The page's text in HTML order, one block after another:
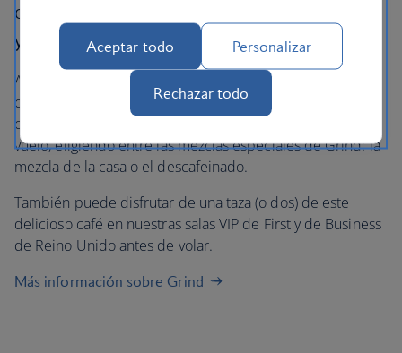
café londinense en nuestras cabinas prémium
y en nuestras salas VIP de Reino Unido.
Ahora servimos nuestro exclusivo café Grind en las
cabinas Club World y Club Europe. En First, nuestros
clientes pueden disfrutar de su café favorito durante el
vuelo, eligiendo entre las mezclas especiales de Grind: la
mezcla de la casa o el descafeinado.
También puede disfrutar de una taza (o dos) de este
delicioso café en nuestras salas VIP de First y de Business
de Reino Unido antes de volar.
Más información sobre Grind
Aceptar todo Personalizar
Rechazar todo